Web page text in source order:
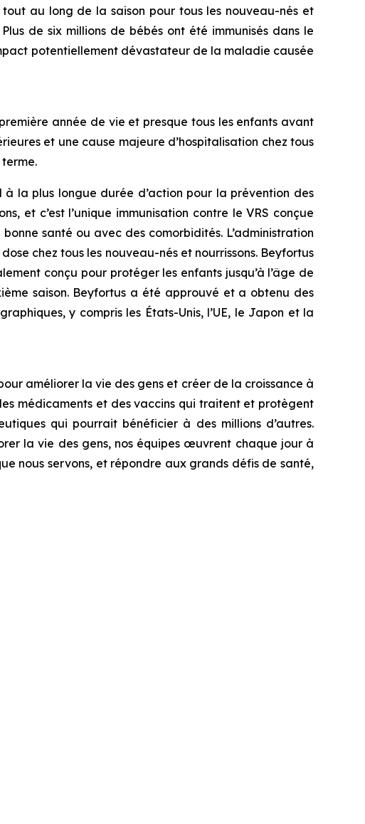
au long de la saison pour tous les nouveau-nés et
de six millions de bébés ont été immunisés dans le
potentiellement dévastateur de la maladie causée
année de vie et presque tous les enfants avant
et une cause majeure d’hospitalisation chez tous
la plus longue durée d’action pour la prévention des
et c’est l’unique immunisation contre le VRS conçue
santé ou avec des comorbidités. L’administration
chez tous les nouveau-nés et nourrissons. Beyfortus
conçu pour protéger les enfants jusqu’à l’âge de
saison. Beyfortus a été approuvé et a obtenu des
y compris les États-Unis, l’UE, le Japon et la
améliorer la vie des gens et créer de la croissance à
médicaments et des vaccins qui traitent et protègent
qui pourrait bénéficier à des millions d’autres.
la vie des gens, nos équipes œuvrent chaque jour à
nous servons, et répondre aux grands défis de santé,